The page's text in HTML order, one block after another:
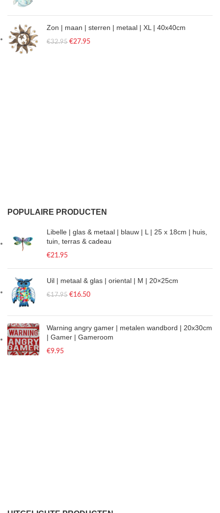
Zon | maan | sterren | metaal | XL | 40x40cm
€32.95 €27.95
POPULAIRE PRODUCTEN
Libelle | glas & metaal | blauw | L | 25 x 18cm | huis,
tuin, terras & cadeau
€21.95
Uil | metaal & glas | oriental | M | 20×25cm
€17.95 €16.50
Warning angry gamer | metalen wandbord | 20x30cm
| Gamer | Gameroom
€9.95